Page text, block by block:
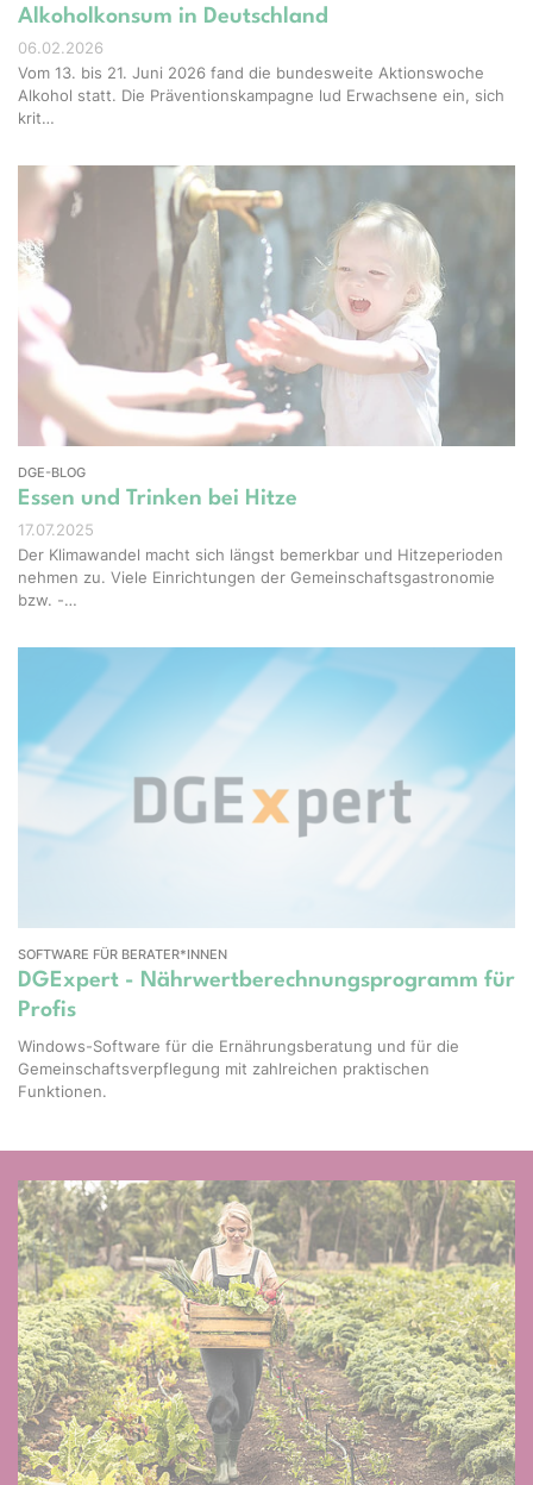
Alkoholkonsum in Deutschland
06.02.2026
Vom 13. bis 21. Juni 2026 fand die bundesweite Aktionswoche
Alkohol statt. Die Präventionskampagne lud Erwachsene ein, sich
krit…
DGE-BLOG
Essen und Trinken bei Hitze
17.07.2025
Der Klimawandel macht sich längst bemerkbar und Hitzeperioden
nehmen zu. Viele Einrichtungen der Gemeinschaftsgastronomie
bzw. -…
SOFTWARE FÜR BERATER*INNEN
DGExpert - Nährwertberechnungsprogramm für
Profis
Windows-Software für die Ernährungsberatung und für die
Gemeinschaftsverpflegung mit zahlreichen praktischen
Funktionen.